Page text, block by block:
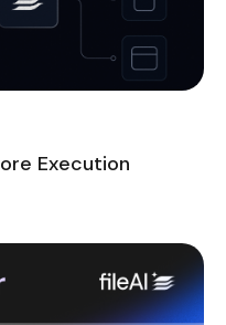
Execution